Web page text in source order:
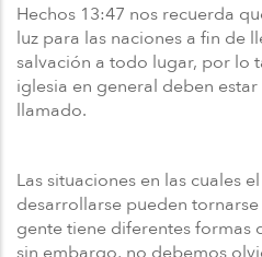
Hechos 13:47 nos recuerda
luz para las naciones a fin de
salvación a todo lugar, por lo
iglesia en general deben
llamado.
Las situaciones en las cuales
desarrollarse pueden
gente tiene diferentes formas